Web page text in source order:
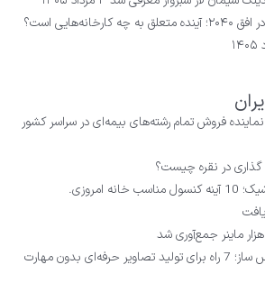
صنعت سیمان ایران در افق ۲۰۴۰؛ آینده متعلق به چه کارخانه‌هایی است؟
فروش تمام رشته‌های بیمه‌ای در سراسر کشور
گذاری در نقره چیست؟
امروزی.
هوش مصنوعی عکس ساز؛ 7 راه برای تولید تصاویر حرفه‌ای بدون مهارت